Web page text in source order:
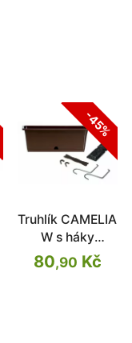
-45%
Truhlík CAMELIA
W s háky
tm.hnědý
50,8cm
80,90 Kč